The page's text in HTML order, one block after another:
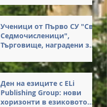
Ученици от Първо СУ "Св.
Седмочисленици",
Търговище, наградени за
Ден на езиците с ELi
Publishing Group: нови
хоризонти в езиковото